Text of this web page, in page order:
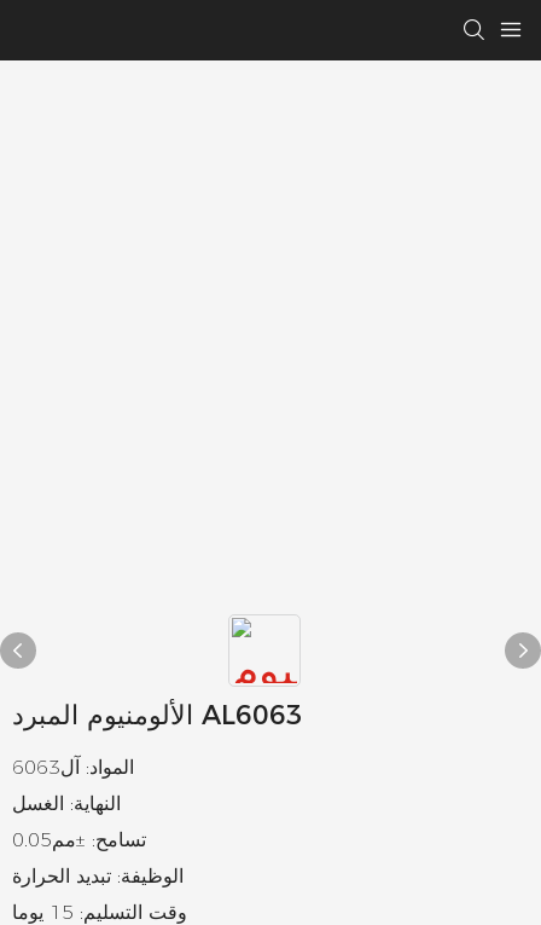
الألومنيوم المبرد AL6063
المواد: آل6063
النهاية: الغسل
الوظيفة: تبديد الحرارة
وقت التسليم: 15 يوما